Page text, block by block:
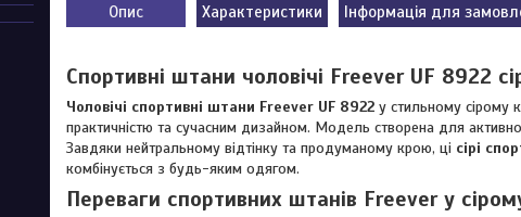
Опис Характеристики Інформація для
Спортивні штани чоловічі Freever UF 8922
Чоловічі спортивні штани Freever UF 8922 у стильному сірому
практичністю та сучасним дизайном. Модель створена для
Завдяки нейтральному відтінку та продуманому крою, ці сірі
комбінується з будь-яким одягом.
Переваги спортивних штанів Freever у